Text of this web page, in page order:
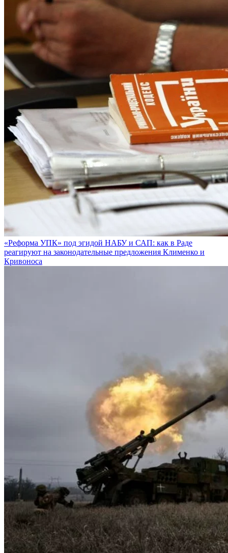
«Реформа УПК» под эгидой НАБУ и САП: как в Раде
реагируют на законодательные предложения Клименко и
Кривоноса